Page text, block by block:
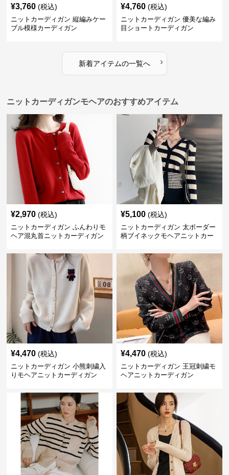
¥3,760 (税込)
ニットカーディガン 縦編みケー
ブル模様カーディガン
¥4,760 (税込)
ニットカーディガン 優美な編み
目ショートカーディガン
新着アイテムの一覧へ ›
ニットカーディガンモヘアのおすすめアイテム
¥2,970 (税込)
ニットカーディガン ふんわりモ
ヘア混丸首ニットカーディガン
¥5,100 (税込)
ニットカーディガン 太ボーダー
柄ブイネックモヘアニットカー
¥4,470 (税込)
ニットカーディガン 小熊刺繍入
りモヘアニットカーディガン
¥4,470 (税込)
ニットカーディガン 王冠刺繍モ
ヘアニットカーディガン